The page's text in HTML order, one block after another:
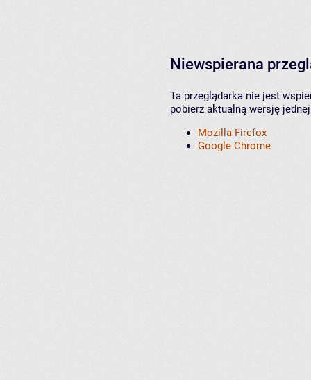
Niewspierana
Ta przeglądarka nie jest
pobierz aktualną wersję
Mozilla Firefox
Google Chrome